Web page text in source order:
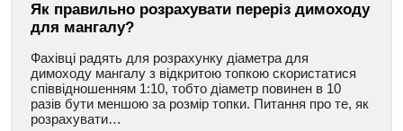
Як правильно розрахувати переріз димоходу
для мангалу?
Фахівці радять для розрахунку діаметра для
димоходу мангалу з відкритою топкою скористатися
співвідношенням 1:10, тобто діаметр повинен в 10
разів бути меншою за розмір топки. Питання про те, як
розрахувати…